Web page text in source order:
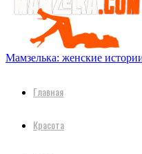
Мамзелька: женские
Главная
Красота